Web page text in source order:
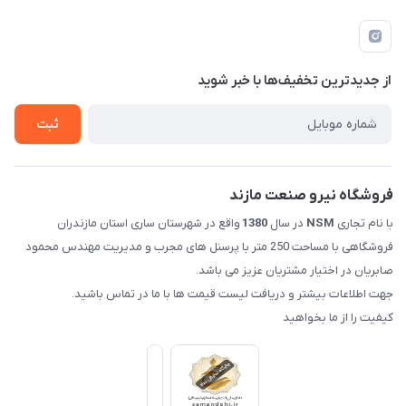
عبوری 32 فروشگاه نیرو صنعت مازند (صابریان)
لیست محصولات
درباره ما
قوانین و مقررات
حریم خصوصی
راهنما
از جدید‌ترین تخفیف‌ها با‌ خبر شوید
ثبت
فروشگاه نیرو صنعت مازند
با نام تجاری NSM در سال 1380 واقع در شهرستان ساری استان مازندران
فروشگاهی با مساحت 250 متر با پرسنل های مجرب و مدیریت مهندس محمود
صابریان در اختیار مشتریان عزیز می باشد.
جهت اطلاعات بیشتر و دریافت لیست قیمت ها با ما در تماس باشید.
کیفیت را از ما بخواهید